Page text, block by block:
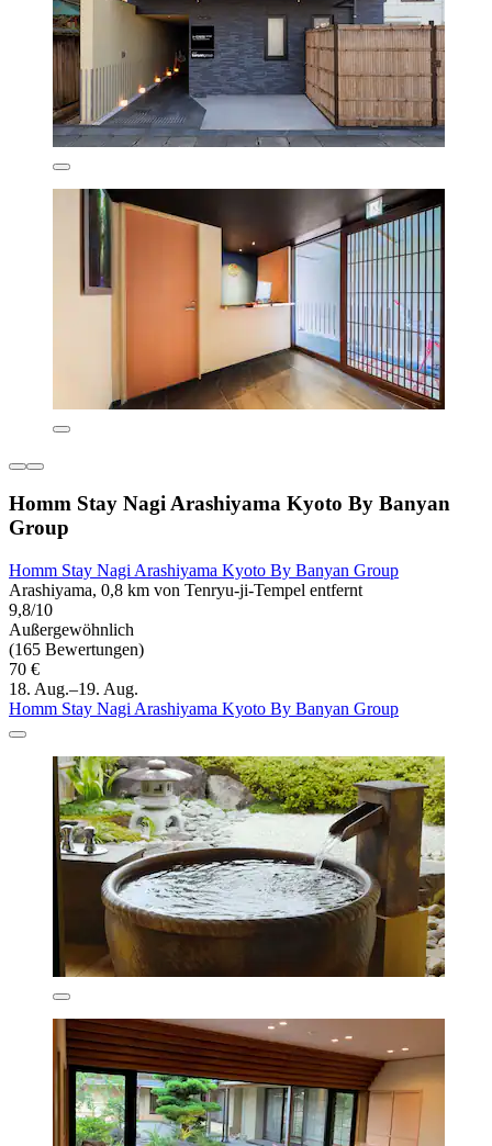
Homm Stay Nagi Arashiyama Kyoto By Banyan
Group
Homm Stay Nagi Arashiyama Kyoto By Banyan Group
Arashiyama, 0,8 km von Tenryu-ji-Tempel entfernt
9,8/10
Außergewöhnlich
(165 Bewertungen)
70 €
18. Aug.–19. Aug.
Homm Stay Nagi Arashiyama Kyoto By Banyan Group